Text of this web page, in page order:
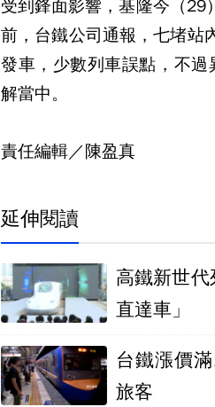
受到鋒面影響，基隆今（29
前，台鐵公司通報，七堵站
發車，少數列車誤點，不
解當中。
責任編輯／陳盈真
延伸閱讀
高鐵新世
直達車」
台鐵漲價
旅客